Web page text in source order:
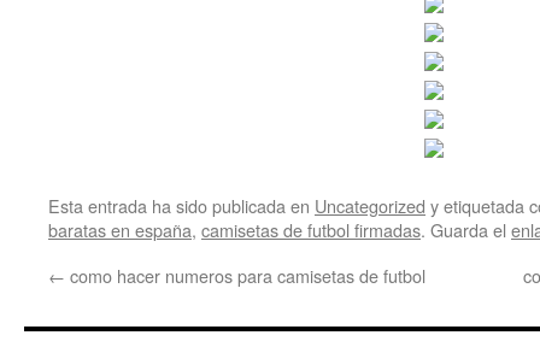
Esta entrada ha sido publicada en Uncategorized y etiquetada
baratas en españa, camisetas de futbol firmadas. Guarda el
← como hacer numeros para camisetas de futbol